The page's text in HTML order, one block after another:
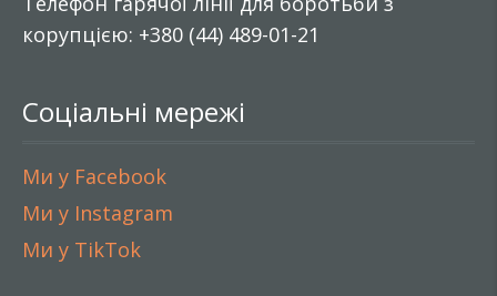
корупцією: +380 (44) 489-01-21
Соціальні мережі
Ми у Facebook
Ми у Instagram
Ми у TikTok